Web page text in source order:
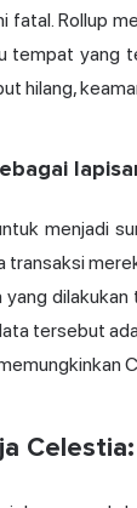
fatal.Rollup
tempat yang
hilang,
menjadi
transaksi
yang
tersebut